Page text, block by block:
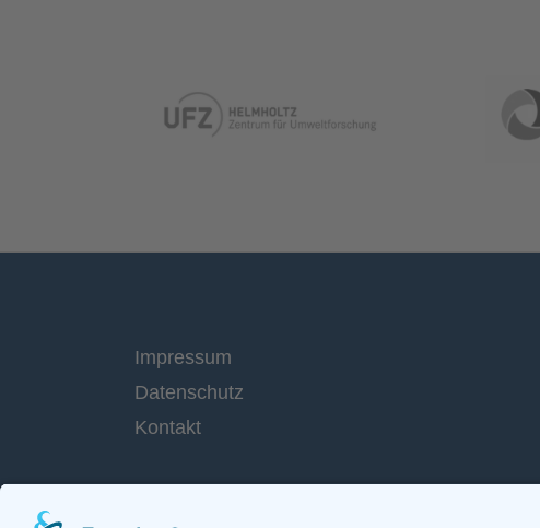
Impressum
Datenschutz
Kontakt